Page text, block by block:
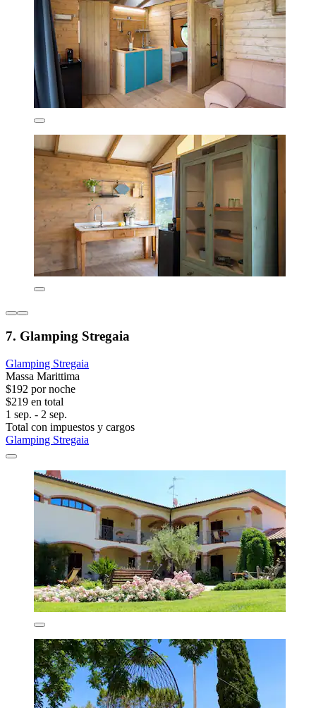
7. Glamping Stregaia
Glamping Stregaia
Massa Marittima
$192 por noche
$219 en total
1 sep. - 2 sep.
Total con impuestos y cargos
Glamping Stregaia